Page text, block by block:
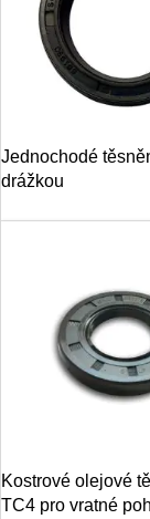
Jednochodé
drážkou
Kostrové olejové
TC4 pro vratné